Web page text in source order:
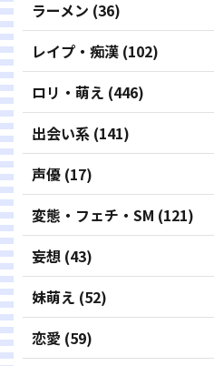
ラーメン (36)
レイプ・痴漢 (102)
ロリ・萌え (446)
出会い系 (141)
声優 (17)
変態・フェチ・SM (121)
妄想 (43)
妹萌え (52)
恋愛 (59)